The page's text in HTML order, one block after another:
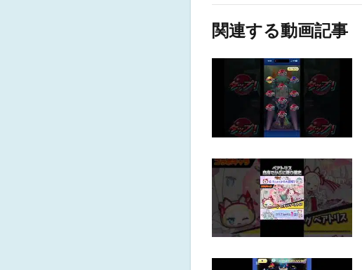
関連する動画記事